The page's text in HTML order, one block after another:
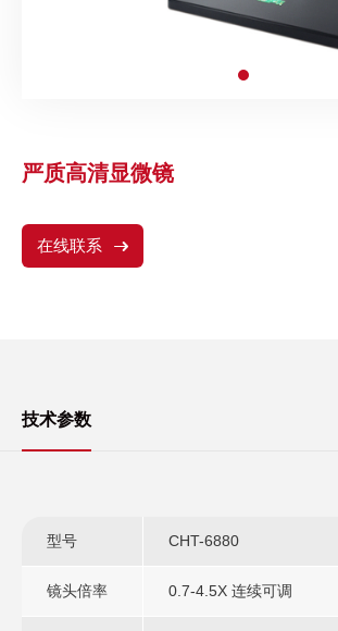
严质高清显微镜
在线联系
技术参数
型号 CHT-6880
镜头倍率 0.7-4.5X 连续可调